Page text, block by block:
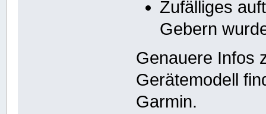
Zufälliges
Gebern
Genauere Infos
Gerätemodell
Garmin.